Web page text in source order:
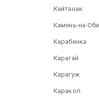
Кайтанак
Камень-на-Оби
Карабинка
Карагай
Карагуж
Каракол